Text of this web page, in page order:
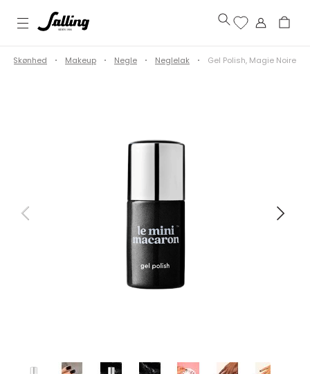
Skønhed Makeup Negle Neglelak Gel Polish, Magie Noire